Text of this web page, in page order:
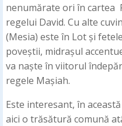
nenumărate ori în cartea
regelui David. Cu alte
(Mesia) este în Lot și
poveștii, midrașul
va naște în viitorul
regele Mașiah.
Este interesant, în
aici o trăsătură comună